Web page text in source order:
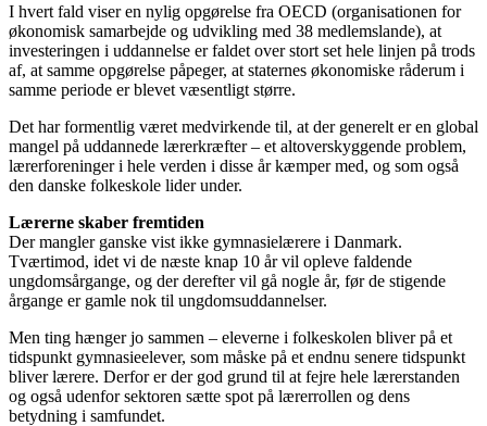
I hvert fald viser en nylig opgørelse fra OECD (organisationen for
økonomisk samarbejde og udvikling med 38 medlemslande), at
investeringen i uddannelse er faldet over stort set hele linjen på trods
af, at samme opgørelse påpeger, at staternes økonomiske råderum i
samme periode er blevet væsentligt større.
Det har formentlig været medvirkende til, at der generelt er en global
mangel på uddannede lærerkræfter – et altoverskyggende problem,
lærerforeninger i hele verden i disse år kæmper med, og som også
den danske folkeskole lider under.
Lærerne skaber fremtiden
Der mangler ganske vist ikke gymnasielærere i Danmark.
Tværtimod, idet vi de næste knap 10 år vil opleve faldende
ungdomsårgange, og der derefter vil gå nogle år, før de stigende
årgange er gamle nok til ungdomsuddannelser.
Men ting hænger jo sammen – eleverne i folkeskolen bliver på et
tidspunkt gymnasieelever, som måske på et endnu senere tidspunkt
bliver lærere. Derfor er der god grund til at fejre hele lærerstanden
og også udenfor sektoren sætte spot på lærerrollen og dens
betydning i samfundet.